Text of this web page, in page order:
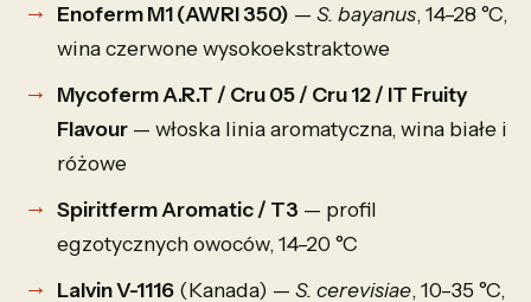
Enoferm M1 (AWRI 350) — S. bayanus, 14–28 °C,
wina czerwone wysokoekstraktowe
Mycoferm A.R.T / Cru 05 / Cru 12 / IT Fruity
Flavour — włoska linia aromatyczna, wina białe i
różowe
Spiritferm Aromatic / T3 — profil
egzotycznych owoców, 14–20 °C
Lalvin V-1116 (Kanada) — S. cerevisiae, 10–35 °C,